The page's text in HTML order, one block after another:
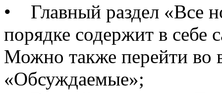
• Главный раздел «Все
порядке содержит в себе
Можно также перейти во
«Обсуждаемые»;